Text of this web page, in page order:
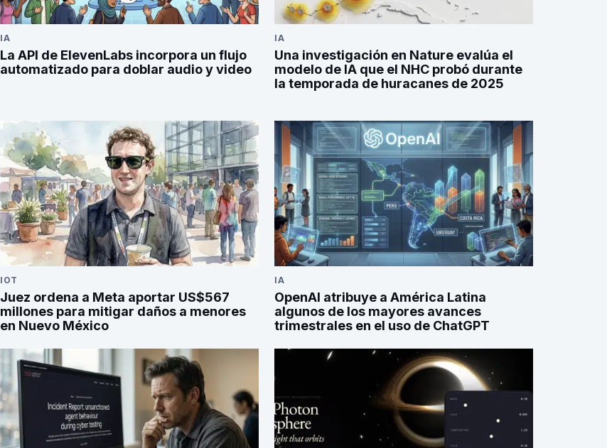
IA
La API de ElevenLabs incorpora un flujo
automatizado para doblar audio y video
IA
Una investigación en Nature evalúa el
modelo de IA que el NHC probó durante
la temporada de huracanes de 2025
IOT
Juez ordena a Meta aportar US$567
millones para mitigar daños a menores
en Nuevo México
IA
OpenAI atribuye a América Latina
algunos de los mayores avances
trimestrales en el uso de ChatGPT